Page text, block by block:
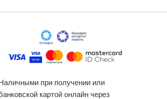
при получении или
картой онлайн через